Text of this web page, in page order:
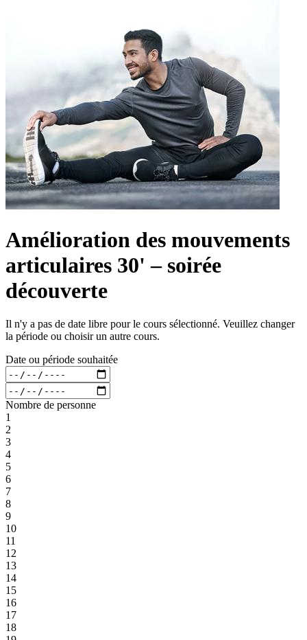
Amélioration des mouvements
articulaires 30' – soirée
découverte
Il n'y a pas de date libre pour le cours sélectionné. Veuillez changer
la période ou choisir un autre cours.
Date ou période souhaitée
Nombre de personne
1
2
3
4
5
6
7
8
9
10
11
12
13
14
15
16
17
18